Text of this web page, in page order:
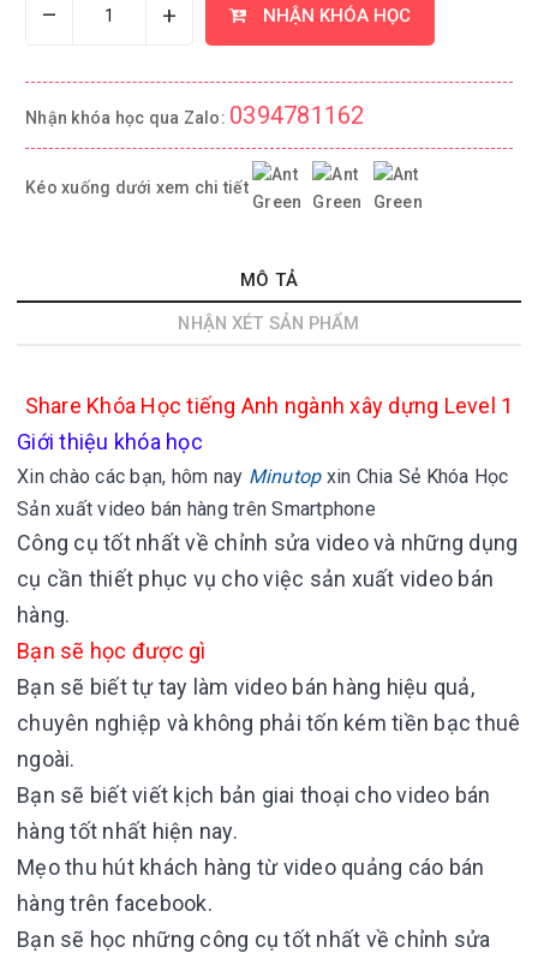
– + NHẬN KHÓA HỌC
Nhận khóa học qua Zalo: 0394781162
Kéo xuống dưới xem chi tiết
MÔ TẢ
NHẬN XÉT SẢN PHẨM
Share Khóa Học tiếng Anh ngành xây dựng Level 1
Giới thiệu khóa học
Xin chào các bạn, hôm nay Minutop xin Chia Sẻ Khóa Học
Sản xuất video bán hàng trên Smartphone
Công cụ tốt nhất về chỉnh sửa video và những dụng
cụ cần thiết phục vụ cho việc sản xuất video bán
hàng.
Bạn sẽ học được gì
Bạn sẽ biết tự tay làm video bán hàng hiệu quả,
chuyên nghiệp và không phải tốn kém tiền bạc thuê
ngoài.
Bạn sẽ biết viết kịch bản giai thoại cho video bán
hàng tốt nhất hiện nay.
Mẹo thu hút khách hàng từ video quảng cáo bán
hàng trên facebook.
Bạn sẽ học những công cụ tốt nhất về chỉnh sửa